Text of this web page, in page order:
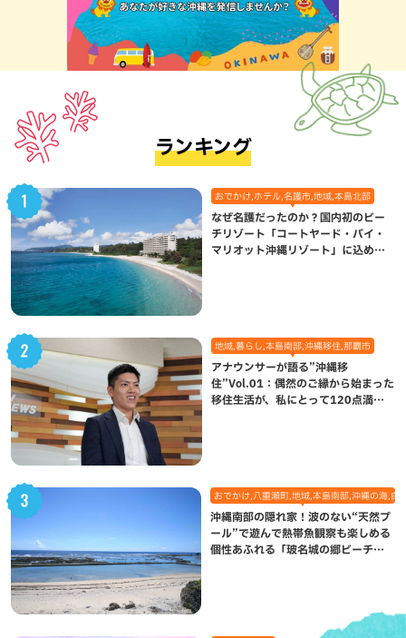
ランキング
おでかけ,ホテル,名護市,地域,本島北部
なぜ名護だったのか？国内初のビー
チリゾート「コートヤード・バイ・
マリオット沖縄リゾート」に込めら
地域,暮らし,本島南部,沖縄移住,那覇市
アナウンサーが語る”沖縄移
住”Vol.01：偶然のご縁から始まった
移住生活が、私にとって120点満点
おでかけ,八重瀬町,地域,本島南部,沖縄の海,自
沖縄南部の隠れ家！波のない“天然プ
ール”で遊んで熱帯魚観察も楽しめる
個性あふれる「玻名城の郷ビーチ」